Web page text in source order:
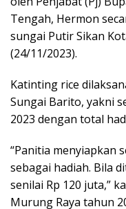
Tengah, Hermon
sungai Putir Sikan
(24/11/2023).
Katinting rice
Sungai Barito, yakni
2023 dengan total
“Panitia menyiapkan
sebagai hadiah. Bila
senilai Rp 120 juta,”
Murung Raya tahun